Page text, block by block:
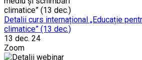
Detalii curs internațional „Educație
climatice” (13 dec.)
13 dec. 24
Zoom